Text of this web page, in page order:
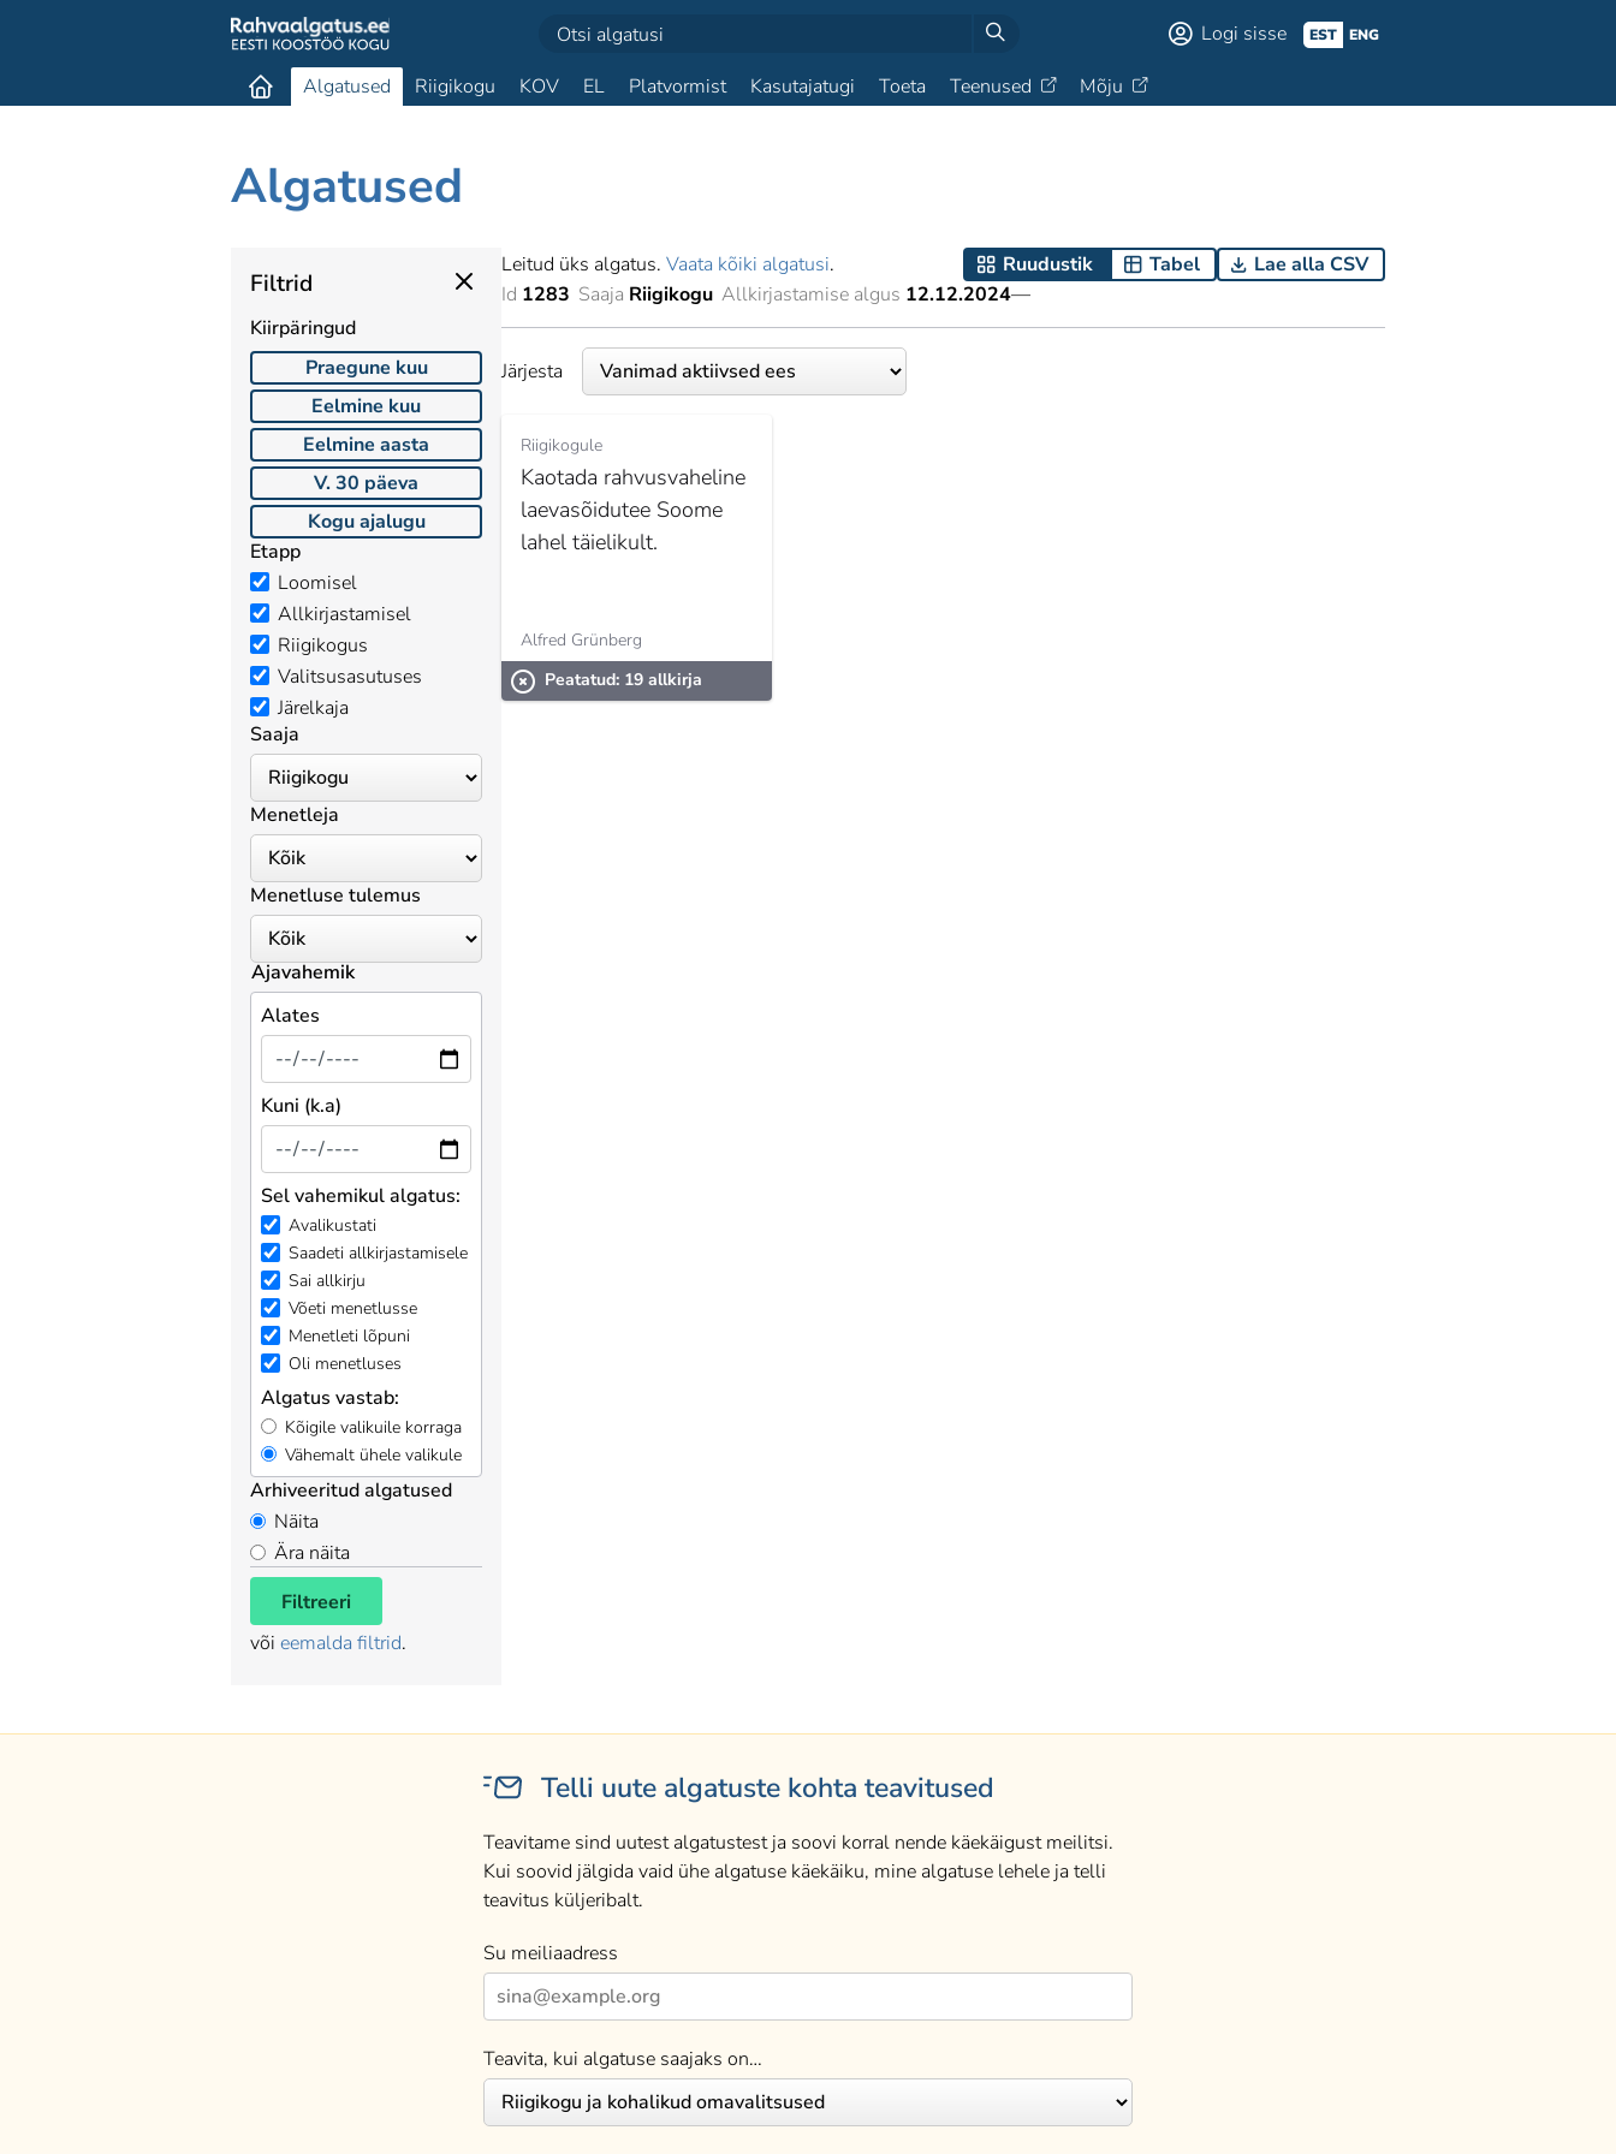
Logi sisse EST ENG
Algatused Riigikogu KOV EL Platvormist Kasutajatugi Toeta Teenused Mõju
Algatused
Filtrid
Kiirpäringud
Praegune kuu
Eelmine kuu
Eelmine aasta
V. 30 päeva
Kogu ajalugu
Etapp
Loomisel
Allkirjastamisel
Riigikogus
Valitsusasutuses
Järelkaja
Saaja
Menetleja
Menetluse tulemus
Ajavahemik
Alates
Kuni (k.a)
Sel vahemikul algatus:
Avalikustati
Saadeti allkirjastamisele
Sai allkirju
Võeti menetlusse
Menetleti lõpuni
Oli menetluses
Algatus vastab:
Kõigile valikuile korraga
Vähemalt ühele valikule
Arhiveeritud algatused
Näita
Ära näita
Filtreeri
või eemalda filtrid.
Leitud üks algatus. Vaata kõiki algatusi. Ruudustik Tabel
Lae alla CSV
Id 1283 Saaja Riigikogu Allkirjastamise algus 12.12.2024—
Järjesta
Riigikogule
Kaotada rahvusvaheline
laevasõidutee Soome
lahel täielikult.
Alfred Grünberg
Peatatud: 19 allkirja
Telli uute algatuste kohta teavitused
Teavitame sind uutest algatustest ja soovi korral nende käekäigust meilitsi.
Kui soovid jälgida vaid ühe algatuse käekäiku, mine algatuse lehele ja telli
teavitus küljeribalt.
Su meiliaadress
Teavita, kui algatuse saajaks on…